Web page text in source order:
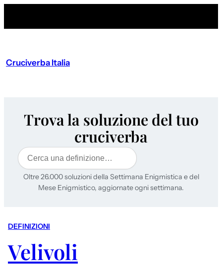
Cruciverba Italia
Trova la soluzione del tuo
cruciverba
Cerca
Oltre 26.000 soluzioni della Settimana Enigmistica e del
Mese Enigmistico, aggiornate ogni settimana.
DEFINIZIONI
Velivoli